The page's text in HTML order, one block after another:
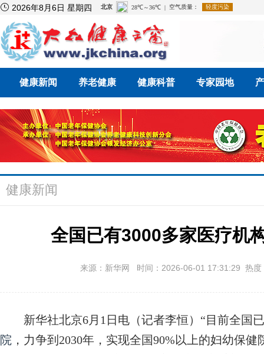
 2026年8月6日 星期四
健康新闻 养老健康 健康科普 专家园地
健康新闻
全国已有3000多家医疗机
来源：新华网 时间：2026-06-01 17:31:29 热
新华社北京6月1日电（记者李恒）“目前全国已
院 ，力争到2030年，实现全国90%以上的妇幼保